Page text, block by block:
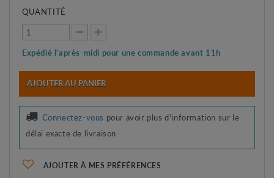
QUANTITÉ
Expédié l'après-midi pour une commande avant 11h
AJOUTER AU PANIER
Connectez-vous pour avoir plus d'information sur le
délai exacte de livraison
AJOUTER À MES PRÉFÉRENCES